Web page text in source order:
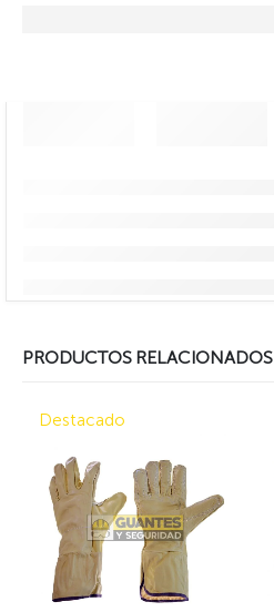
PRODUCTOS RELACIONADOS
Destacado